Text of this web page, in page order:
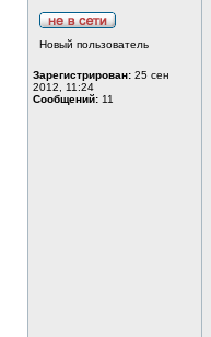
Новый пользователь
Зарегистрирован: 25 сен
2012, 11:24
Сообщений: 11